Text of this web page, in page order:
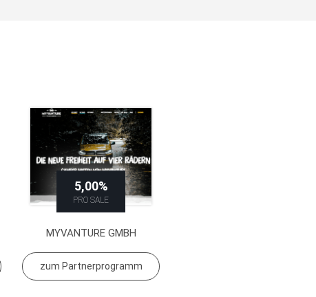
5,00%
PRO SALE
MYVANTURE GMBH
zum Partnerprogramm